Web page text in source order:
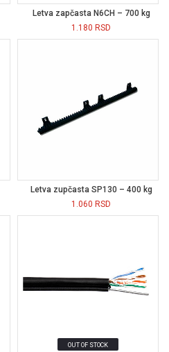
Letva zapčasta N6CH – 700 kg
1.180 RSD
Letva zupčasta SP130 – 400 kg
1.060 RSD
OUT OF STOCK